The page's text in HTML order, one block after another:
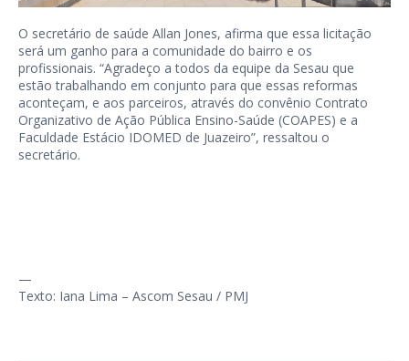
O secretário de saúde Allan Jones, afirma que essa licitação
será um ganho para a comunidade do bairro e os
profissionais. “Agradeço a todos da equipe da Sesau que
estão trabalhando em conjunto para que essas reformas
aconteçam, e aos parceiros, através do convênio Contrato
Organizativo de Ação Pública Ensino-Saúde (COAPES) e a
Faculdade Estácio IDOMED de Juazeiro”, ressaltou o
secretário.
—
Texto: Iana Lima – Ascom Sesau / PMJ